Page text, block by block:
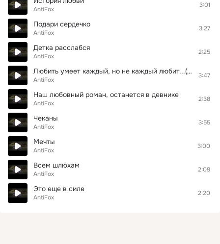
AntiFox
3:01
Подари сердечко
AntiFox
3:27
Детка расслабся
AntiFox
2:25
Любить умеет каждый, но не каждый любит...(Instrumental by Dj-ZORG)
AntiFox
3:47
Наш любовный роман, останется в девнике
AntiFox
2:38
Чеканы
AntiFox
3:55
Мечты
AntiFox
3:00
Всем шлюхам
AntiFox
2:09
Это еще в силе
AntiFox
2:20